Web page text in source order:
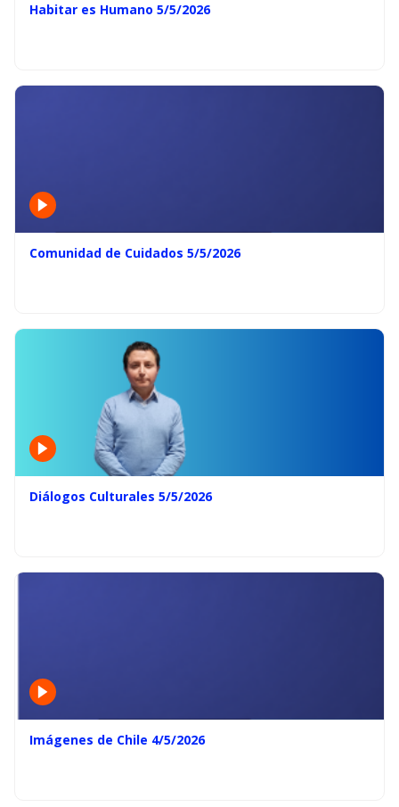
Habitar es Humano 5/5/2026
Comunidad de Cuidados 5/5/2026
Diálogos Culturales 5/5/2026
Imágenes de Chile 4/5/2026